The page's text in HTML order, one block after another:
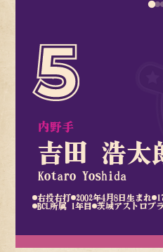
内野手
吉田 浩太
Kotaro Yoshida
右投右打 2002年4月8日生まれ
BCL所属 1年目 茨城アストロプ